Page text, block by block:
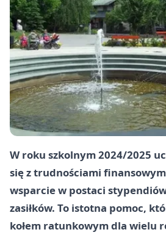
W roku szkolnym 2024/2025
się z trudnościami
wsparcie w postaci
zasiłków. To istotna pomoc,
kołem ratunkowym dla wielu